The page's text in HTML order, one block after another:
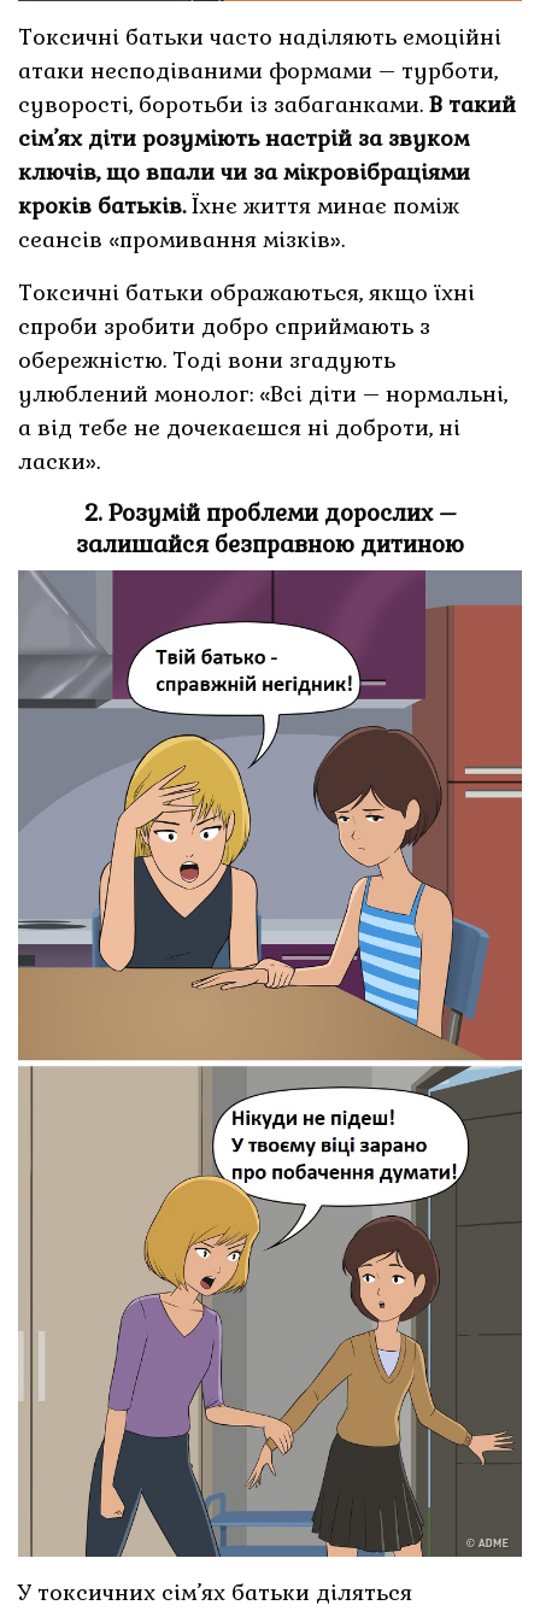
Токсичні батьки часто наділяють емоційні
атаки несподіваними формами – турботи,
суворості, боротьби із забаганками. В такий
сім’ях діти розуміють настрій за звуком
ключів, що впали чи за мікровібраціями
кроків батьків.Їхнє життя минає поміж
сеансів «промивання мізків».
Токсичні батьки ображаються, якщо їхні
спроби зробити добро сприймають з
обережністю. Тоді вони згадують
улюблений монолог: «Всі діти – нормальні,
а від тебе не дочекаєшся ні доброти, ні
ласки».
2. Розумій проблеми дорослих –
залишайся безправною дитиною
У токсичних сім’ях батьки діляться